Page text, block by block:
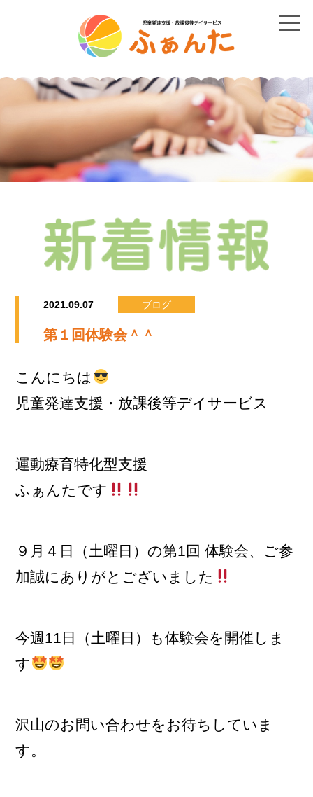
2021.09.07 ブログ
第１回体験会＾＾
こんにちは
児童発達支援・放課後等デイサービス
運動療育特化型支援
ふぁんたです
９月４日（土曜日）の第1回 体験会、ご参
加誠にありがとございました
今週11日（土曜日）も体験会を開催しま
す
沢山のお問い合わせをお待ちしていま
す。